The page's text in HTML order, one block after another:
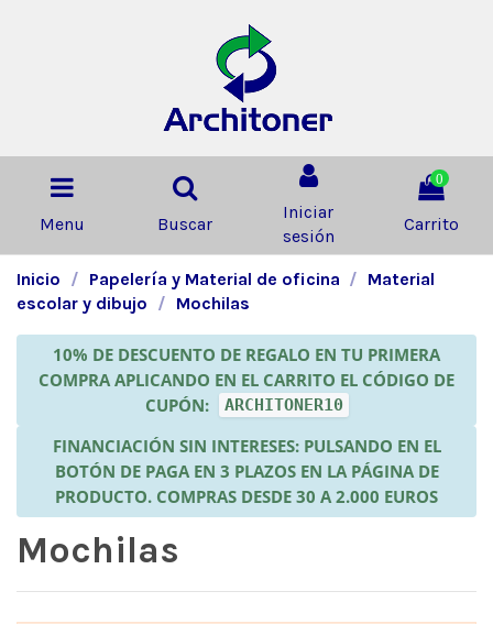
Menu Buscar
Iniciar
sesión
0
Carrito
Inicio Papelería y Material de oficina
Material
escolar y dibujo
Mochilas
10% DE DESCUENTO DE REGALO EN TU PRIMERA
COMPRA APLICANDO EN EL CARRITO EL CÓDIGO DE
CUPÓN:
ARCHITONER10
FINANCIACIÓN SIN INTERESES: PULSANDO EN EL
BOTÓN DE PAGA EN 3 PLAZOS EN LA PÁGINA DE
PRODUCTO. COMPRAS DESDE 30 A 2.000 EUROS
Mochilas